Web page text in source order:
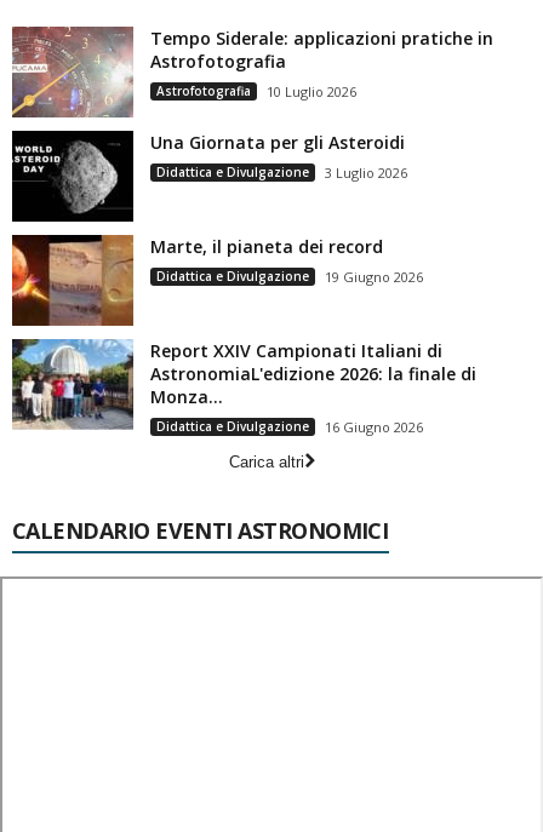
Tempo Siderale: applicazioni pratiche in
Astrofotografia
Astrofotografia 10 Luglio 2026
Una Giornata per gli Asteroidi
Didattica e Divulgazione 3 Luglio 2026
Marte, il pianeta dei record
Didattica e Divulgazione 19 Giugno 2026
Report XXIV Campionati Italiani di
AstronomiaL'edizione 2026: la finale di
Monza...
Didattica e Divulgazione
16 Giugno 2026
Carica altri
CALENDARIO EVENTI ASTRONOMICI